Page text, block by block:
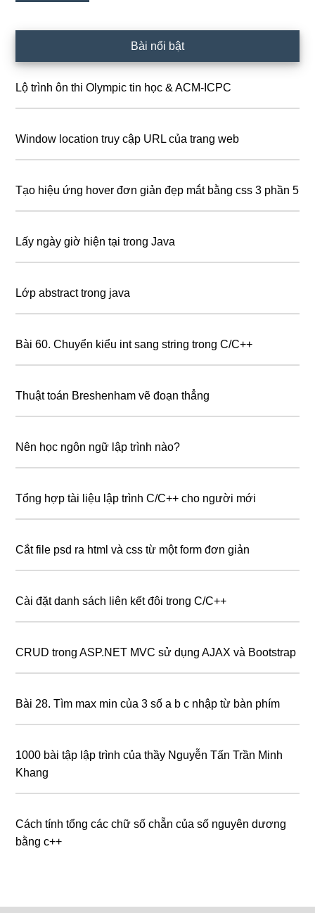
Bài nổi bật
Lộ trình ôn thi Olympic tin học & ACM-ICPC
Window location truy cập URL của trang web
Tạo hiệu ứng hover đơn giản đẹp mắt bằng css 3 phần 5
Lấy ngày giờ hiện tại trong Java
Lớp abstract trong java
Bài 60. Chuyển kiểu int sang string trong C/C++
Thuật toán Breshenham vẽ đoạn thẳng
Nên học ngôn ngữ lập trình nào?
Tổng hợp tài liệu lập trình C/C++ cho người mới
Cắt file psd ra html và css từ một form đơn giản
Cài đặt danh sách liên kết đôi trong C/C++
CRUD trong ASP.NET MVC sử dụng AJAX và Bootstrap
Bài 28. Tìm max min của 3 số a b c nhập từ bàn phím
1000 bài tập lập trình của thầy Nguyễn Tấn Trần Minh
Khang
Cách tính tổng các chữ số chẵn của số nguyên dương
bằng c++